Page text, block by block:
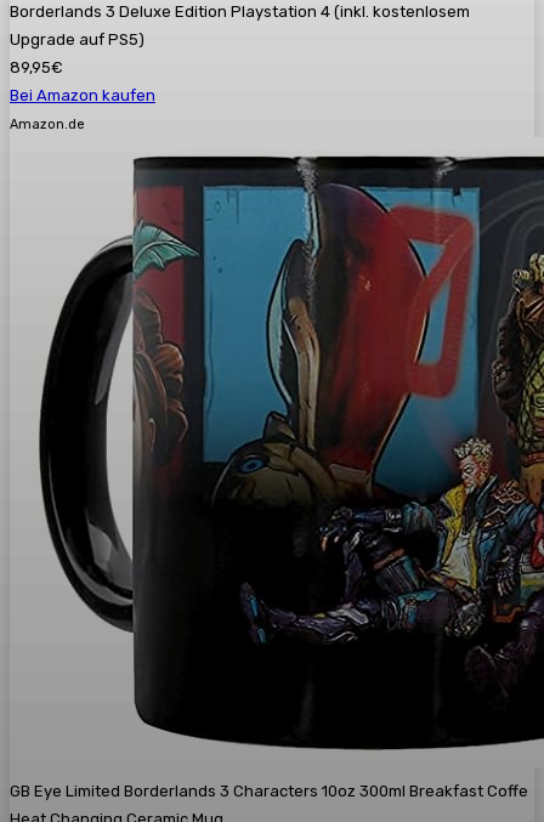
Borderlands 3 Deluxe Edition Playstation 4 (inkl. kostenlosem
Upgrade auf PS5)
89,95€
Bei Amazon kaufen
Amazon.de
GB Eye Limited Borderlands 3 Characters 10oz 300ml Breakfast Coffe